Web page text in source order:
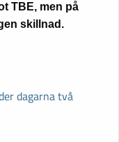
TBE, men på
skillnad.
dagarna två